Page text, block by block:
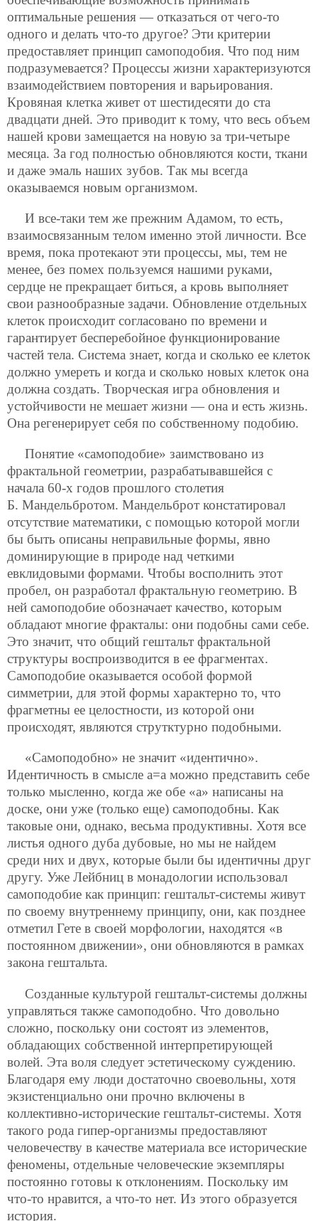
оптимальные решения — отказаться от чего-то
одного и делать что-то другое? Эти критерии
предоставляет принцип самоподобия. Что под ним
подразумевается? Процессы жизни характеризуются
взаимодействием повторения и варьирования.
Кровяная клетка живет от шестидесяти до ста
двадцати дней. Это приводит к тому, что весь объем
нашей крови замещается на новую за три-четыре
месяца. За год полностью обновляются кости, ткани
и даже эмаль наших зубов. Так мы всегда
оказываемся новым организмом.
И все-таки тем же прежним Адамом, то есть,
взаимосвязанным телом именно этой личности. Все
время, пока протекают эти процессы, мы, тем не
менее, без помех пользуемся нашими руками,
сердце не прекращает биться, а кровь выполняет
свои разнообразные задачи. Обновление отдельных
клеток происходит согласовано по времени и
гарантирует бесперебойное функционирование
частей тела. Система знает, когда и сколько ее клеток
должно умереть и когда и сколько новых клеток она
должна создать. Творческая игра обновления и
устойчивости не мешает жизни — она и есть жизнь.
Она регенерирует себя по собственному подобию.
Понятие «самоподобие» заимствовано из
фрактальной геометрии, разрабатывавшейся с
начала 60-х годов прошлого столетия
Б. Мандельбротом. Мандельброт констатировал
отсутствие математики, с помощью которой могли
бы быть описаны неправильные формы, явно
доминирующие в природе над четкими
евклидовыми формами. Чтобы восполнить этот
пробел, он разработал фрактальную геометрию. В
ней самоподобие обозначает качество, которым
обладают многие фракталы: они подобны сами себе.
Это значит, что общий гештальт фрактальной
структуры воспроизводится в ее фрагментах.
Самоподобие оказывается особой формой
симметрии, для этой формы характерно то, что
фрагметны ее целостности, из которой они
происходят, являются струтктурно подобными.
«Самоподобно» не значит «идентично».
Идентичность в смысле а=а можно представить себе
только мысленно, когда же обе «а» написаны на
доске, они уже (только еще) самоподобны. Как
таковые они, однако, весьма продуктивны. Хотя все
листья одного дуба дубовые, но мы не найдем
среди них и двух, которые были бы идентичны друг
другу. Уже Лейбниц в монадологии использовал
самоподобие как принцип: гештальт-системы живут
по своему внутреннему принципу, они, как позднее
отметил Гете в своей морфологии, находятся «в
постоянном движении», они обновляются в рамках
закона гештальта.
Созданные культурой гештальт-системы должны
управляться также самоподобно. Что довольно
сложно, поскольку они состоят из элементов,
обладающих собственной интерпретирующей
волей. Эта воля следует эстетическому суждению.
Благодаря ему люди достаточно своевольны, хотя
экзистенциально они прочно включены в
коллективно-исторические гештальт-системы. Хотя
такого рода гипер-организмы предоставляют
человечеству в качестве материала все исторические
феномены, отдельные человеческие экземпляры
постоянно готовы к отклонениям. Поскольку им
что-то нравится, а что-то нет. Из этого образуется
история.